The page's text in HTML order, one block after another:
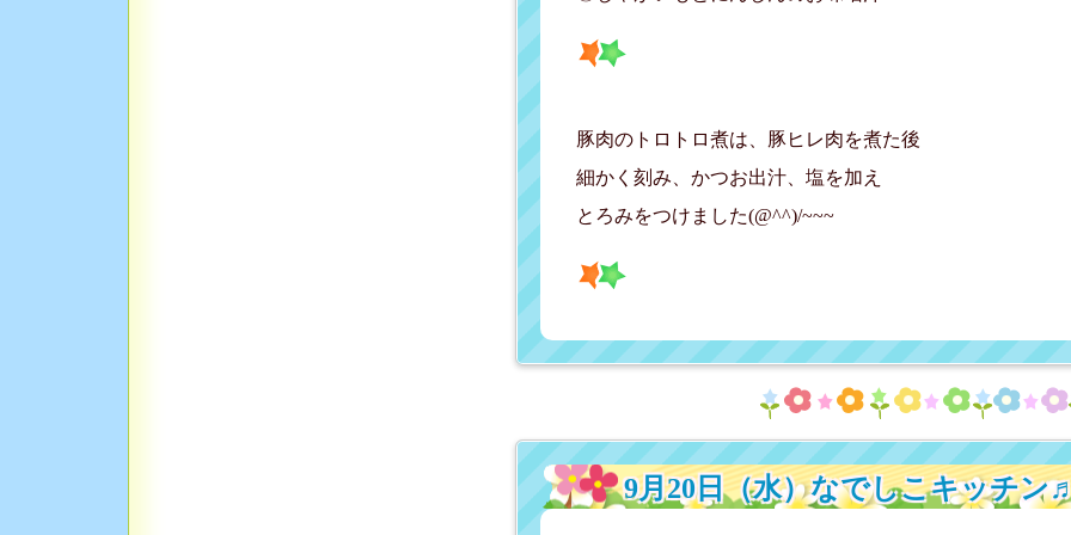
豚肉のトロトロ煮は、豚ヒレ肉を煮た後
細かく刻み、かつお出汁、塩を加え
とろみをつけました(@^^)/~~~
9月20日（水）なでしこキッチン